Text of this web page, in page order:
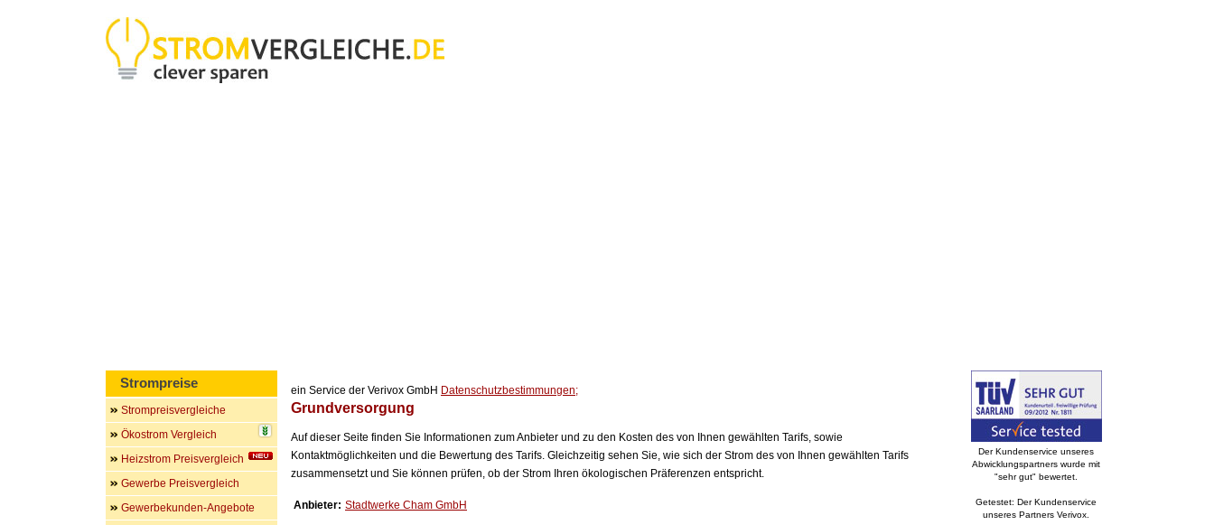
ein Service der Verivox GmbH Datenschutzbestimmungen;
Grundversorgung
Auf dieser Seite finden Sie Informationen zum Anbieter und zu den Kosten des von Ihnen gewählten Tarifs, sowie
Kontaktmöglichkeiten und die Bewertung des Tarifs. Gleichzeitig sehen Sie, wie sich der Strom des von Ihnen gewählten Tarifs
zusammensetzt und Sie können prüfen, ob der Strom Ihren ökologischen Präferenzen entspricht.
Anbieter: Stadtwerke Cham GmbH
Strompreise
Strompreisvergleiche
Ökostrom Vergleich
Heizstrom Preisvergleich
Gewerbe Preisvergleich
Gewerbekunden-Angebote
Der Kundenservice unseres
Abwicklungspartners wurde mit
"sehr gut" bewertet.
Getestet: Der Kundenservice
unseres Partners Verivox.